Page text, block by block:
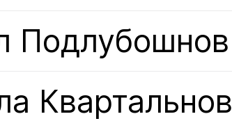
Подлубошнов
Квартальнов